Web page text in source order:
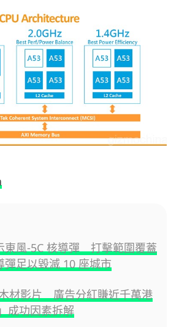
東風-5C 核導彈 打擊範圍覆蓋
足以毀滅 10 座城市
材影片 廣告分紅賺近千萬港
成功因素拆解